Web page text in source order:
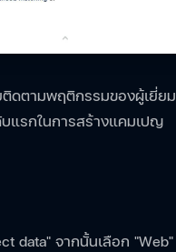
ดตามพฤติกรรมของผู้เยี่ยม
แรกในการสร้างแคมเปญ
data" จากนั้นเลือก "Web"